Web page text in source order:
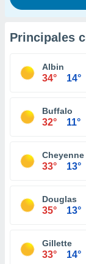
Principales
Albin
34° 14°
Buffalo
32° 11°
Cheyenne
33° 13°
Douglas
35° 13°
Gillette
33° 14°